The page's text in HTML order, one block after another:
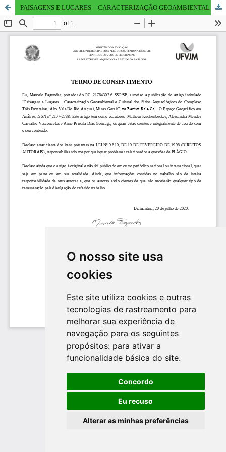
O nosso site usa
cookies
Este site utiliza cookies e outras
tecnologias de rastreamento para
melhorar sua experiência de
navegação para os seguintes
propósitos: para ativar a
funcionalidade básica do site.
Concordo
Eu recuso
Alterar as minhas preferências
PAISAGENS E LUGARES – CARACTERIZAÇÃO GEOAMBIENTAL E CULTURAL DOS SÍTIOS ARQUEOLÓGICOS DO COMPLEXO TRÊS FRONTEIRAS, ALTO VALE DO RIO ARAÇUAÍ, MINAS GERAIS.